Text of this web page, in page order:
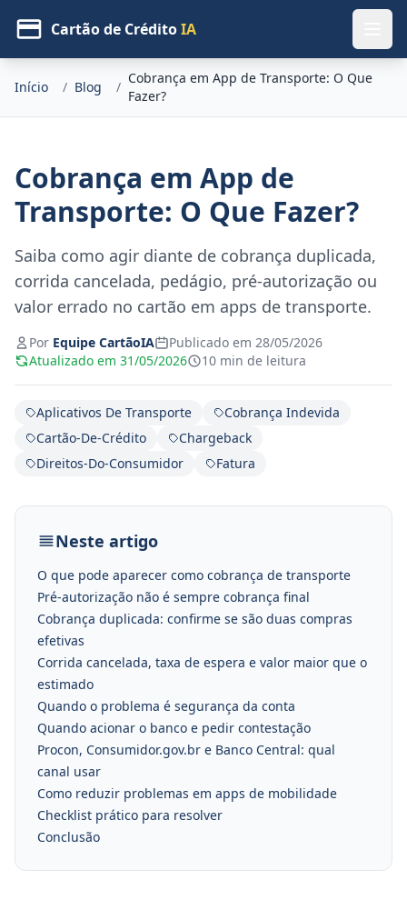
Cartão de CréditoIA
Início / Blog /
Cobrança em App de Transporte: O Que
Fazer?
Cobrança em App de
Transporte: O Que Fazer?
Saiba como agir diante de cobrança duplicada,
corrida cancelada, pedágio, pré-autorização ou
valor errado no cartão em apps de transporte.
Por Equipe CartãoIA
Publicado em 28/05/2026
Atualizado em 31/05/2026
10 min de leitura
Aplicativos De Transporte
Cobrança Indevida
Cartão-De-Crédito
Chargeback
Direitos-Do-Consumidor
Fatura
Neste artigo
O que pode aparecer como cobrança de transporte
Pré-autorização não é sempre cobrança final
Cobrança duplicada: confirme se são duas compras
efetivas
Corrida cancelada, taxa de espera e valor maior que o
estimado
Quando o problema é segurança da conta
Quando acionar o banco e pedir contestação
Procon, Consumidor.gov.br e Banco Central: qual
canal usar
Como reduzir problemas em apps de mobilidade
Checklist prático para resolver
Conclusão